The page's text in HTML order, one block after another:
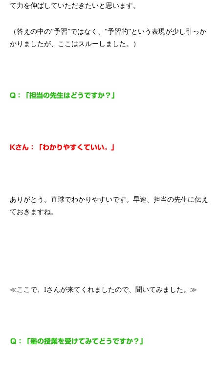
て力を伸ばしていただきたいと思います。
（答えの中の“予習”ではなく、“予習的”という表現が少し引っか
かりましたが、ここはスルーしました。）
Q：「担当の先生はどうですか？」
Kさん：「わかりやすくていい。」
ありがとう。直球でわかりやすいです。早速、担当の先生に伝え
ておきますね。
≪ここで、Iさんが来てくれましたので、聞いてみました。≫
Ｑ：「塾の授業を受けてみてどうですか？」